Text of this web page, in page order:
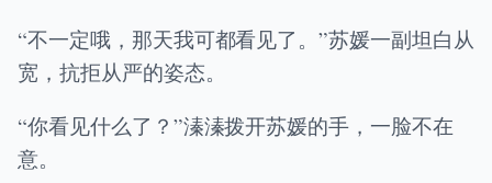
“不一定哦，那天我可都看见了。”苏媛一副坦白从
宽，抗拒从严的姿态。
“你看见什么了？”溱溱拨开苏媛的手，一脸不在
意。